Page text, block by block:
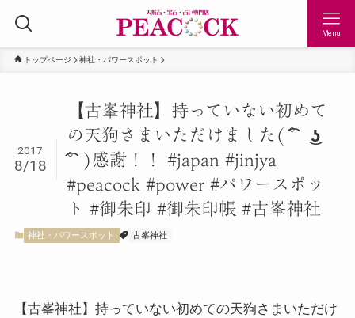
Menu
トップページ 神社・パワースポット
【古峯神社】持っていない初めて
の天狗さまいただけました( ͡° ͜ʖ
͡°)感謝！！ #japan #jinjya
#peacock #power #パワースポッ
ト #御朱印 #御朱印帳 #古峯神社
2017
8/18
神社・パワースポット 古峯神社
【古峯神社】持っていない初めての天狗さまいただけ